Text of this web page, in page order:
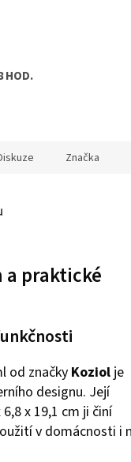
HOD.
Značka
praktické
od značky Koziol je
designu. Její
x 19,1 cm ji činí
v domácnosti i